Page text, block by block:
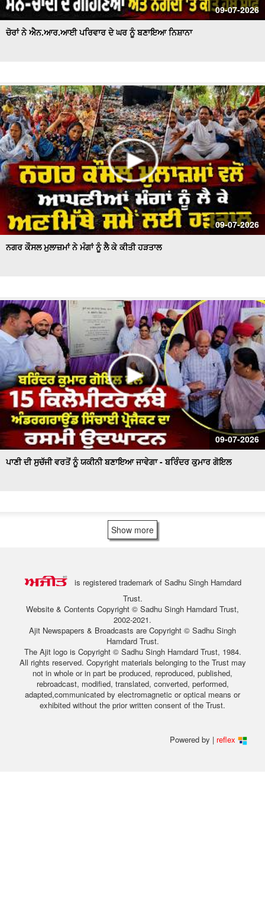
09-07-2026
ਚੋਰਾਂ ਨੇ ਐਨ.ਆਰ.ਆਈ ਪਰਿਵਾਰ ਦੇ ਘਰ ਨੂੰ ਬਣਾਇਆ ਨਿਸ਼ਾਨਾ
09-07-2026
ਨਗਰ ਕੌਸਲ ਮੁਲਾਜ਼ਮਾਂ ਨੇ ਮੰਗਾਂ ਨੂੰ ਲੈ ਕੇ ਕੀਤੀ ਹੜਤਾਲ
09-07-2026
ਪਾਣੀ ਦੀ ਸੁਚੱਜੀ ਵਰਤੋਂ ਨੂੰ ਯਕੀਨੀ ਬਣਾਇਆ ਜਾਵੇਗਾ - ਬਰਿੰਦਰ ਕੁਮਾਰ ਗੋਇਲ
Show more
is registered trademark of Sadhu Singh Hamdard
Trust.
Website & Contents Copyright © Sadhu Singh Hamdard Trust,
2002-2021.
Ajit Newspapers & Broadcasts are Copyright © Sadhu Singh
Hamdard Trust.
The Ajit logo is Copyright © Sadhu Singh Hamdard Trust, 1984.
All rights reserved. Copyright materials belonging to the Trust may
not in whole or in part be produced, reproduced, published,
rebroadcast, modified, translated, converted, performed,
adapted,communicated by electromagnetic or optical means or
exhibited without the prior written consent of the Trust.
Powered by | reflex